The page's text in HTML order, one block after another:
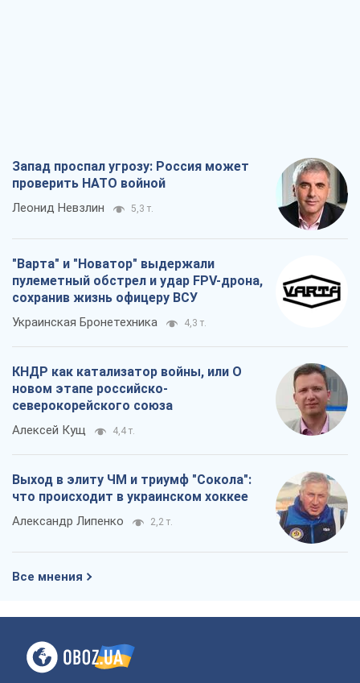
Запад проспал угрозу: Россия может
проверить НАТО войной
Леонид Невзлин 5,3 т.
"Варта" и "Новатор" выдержали
пулеметный обстрел и удар FPV-дрона,
сохранив жизнь офицеру ВСУ
Украинская Бронетехника 4,3 т.
КНДР как катализатор войны, или О
новом этапе российско-
северокорейского союза
Алексей Кущ 4,4 т.
Выход в элиту ЧМ и триумф "Сокола":
что происходит в украинском хоккее
Александр Липенко 2,2 т.
Все мнения